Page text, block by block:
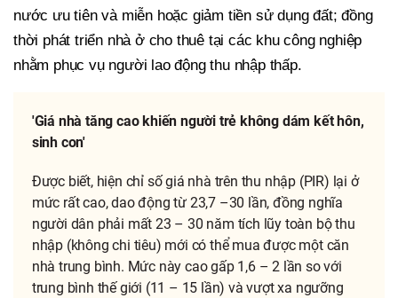
nước ưu tiên và miễn hoặc giảm tiền sử dụng đất; đồng
thời phát triển nhà ở cho thuê tại các khu công nghiệp
nhằm phục vụ người lao động thu nhập thấp.
'Giá nhà tăng cao khiến người trẻ không dám kết hôn,
sinh con'
Được biết, hiện chỉ số giá nhà trên thu nhập (PIR) lại ở
mức rất cao, dao động từ 23,7 –30 lần, đồng nghĩa
người dân phải mất 23 – 30 năm tích lũy toàn bộ thu
nhập (không chi tiêu) mới có thể mua được một căn
nhà trung bình. Mức này cao gấp 1,6 – 2 lần so với
trung bình thế giới (11 – 15 lần) và vượt xa ngưỡng